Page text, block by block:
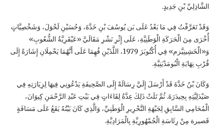
الشَّاذِلِيِّ بْنِ جَدِيدٍ.
وَقَدْ تَعَرَّفْتُ فِي مَا بَعْدُ عَلَى بَن يُوسُفَ بْنِ خَدَّةَ، وَحُسَيْنِ لَحْوَلَ، وَشَخْصِيَّاتٍ
أُخْرَى مِنَ الْحَرَكَةِ الْوَطَنِيَّةِ، عَلَى إِثْرِ نَشْرِ مَقَالَيَّ «عَبْقَرِيَّةُ الشُّعُوبِ»
وَ«الْخَشِينِيَّزم» فِي أُكْتُوبَرَ 1979، اللَّذَيْنِ فُهِمَا عَلَى أَنَّهُمَا يَحْمِلَانِ إِشَارَةً إِلَى
قُرْبِ نِهَايَةِ الْبُومَدْيَنِيَّةِ.
وَكَانَ بْنُ خَدَّةَ قَدْ أَرْسَلَ إِلَيَّ رِسَالَةً إِلَى الصَّحِيفَةِ يَدْعُونِي فِيهَا لِزِيَارَتِهِ فِي
صَيْدَلِيَّتِهِ بِحِيدَرَةَ. ثُمَّ تَلَتْ ذَلِكَ عِدَّةُ لِقَاءَاتٍ فِي بَيْتِ عَبْدِ الرَّحْمَنِ كِيوَانَ،
الْمُحَامِي السَّابِقِ لِجَبْهَةِ التَّحْرِيرِ الْوَطَنِيِّ، وَالَّذِي كَانَ بَيْتُهُ يَقَعُ عَلَى مَسَافَةٍ
قَصيرة مِنْ رِئَاسَةِ الْجُمْهُورِيَّةِ بِالْمَرَادِيَّةِ.